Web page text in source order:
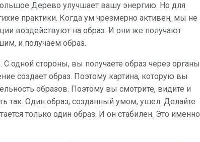
Дерево улучшает вашу энергию. Но для
практики. Когда ум чрезмерно активен, мы не
воздействуют на образ. И они же получают
и получаем образ.
стороны, вы получаете образ через органы
создает образ. Поэтому картина, которую вы
образов. Поэтому вы смотрите, видите и
так. Один образ, созданный умом, ушел. Делайте
только один образ. И он стабилен. Это именно